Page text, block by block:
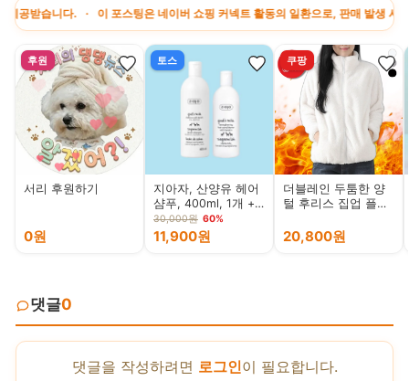
니다. · 이 포스팅은 네이버 쇼핑 커넥트 활동의 일환으로, 판매 발생 시 수
후원
서리 후원하기
0원
토스
지아자, 산양유 헤어
샴푸, 400ml, 1개 +
산양유 헤어 컨디셔
너, 200ml, 1개
30,000원 60%
11,900원
쿠팡
더블레인 두툼한 양
털 후리스 집업 플리
20,800원
댓글0
댓글을 작성하려면 로그인이 필요합니다.